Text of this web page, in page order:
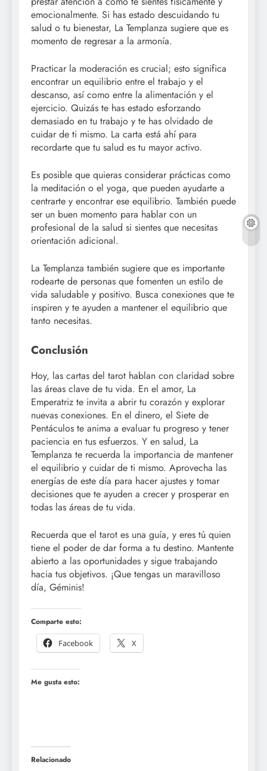
emocionalmente. Si has estado descuidando tu
salud o tu bienestar, La Templanza sugiere que es
momento de regresar a la armonía.
Practicar la moderación es crucial; esto significa
encontrar un equilibrio entre el trabajo y el
descanso, así como entre la alimentación y el
ejercicio. Quizás te has estado esforzando
demasiado en tu trabajo y te has olvidado de
cuidar de ti mismo. La carta está ahí para
recordarte que tu salud es tu mayor activo.
Es posible que quieras considerar prácticas como
la meditación o el yoga, que pueden ayudarte a
centrarte y encontrar ese equilibrio. También puede
ser un buen momento para hablar con un
profesional de la salud si sientes que necesitas
orientación adicional.
La Templanza también sugiere que es importante
rodearte de personas que fomenten un estilo de
vida saludable y positivo. Busca conexiones que te
inspiren y te ayuden a mantener el equilibrio que
tanto necesitas.
Conclusión
Hoy, las cartas del tarot hablan con claridad sobre
las áreas clave de tu vida. En el amor, La
Emperatriz te invita a abrir tu corazón y explorar
nuevas conexiones. En el dinero, el Siete de
Pentáculos te anima a evaluar tu progreso y tener
paciencia en tus esfuerzos. Y en salud, La
Templanza te recuerda la importancia de mantener
el equilibrio y cuidar de ti mismo. Aprovecha las
energías de este día para hacer ajustes y tomar
decisiones que te ayuden a crecer y prosperar en
todas las áreas de tu vida.
Recuerda que el tarot es una guía, y eres tú quien
tiene el poder de dar forma a tu destino. Mantente
abierto a las oportunidades y sigue trabajando
hacia tus objetivos. ¡Que tengas un maravilloso
día, Géminis!
Comparte esto:
Facebook
X
Me gusta esto:
Relacionado